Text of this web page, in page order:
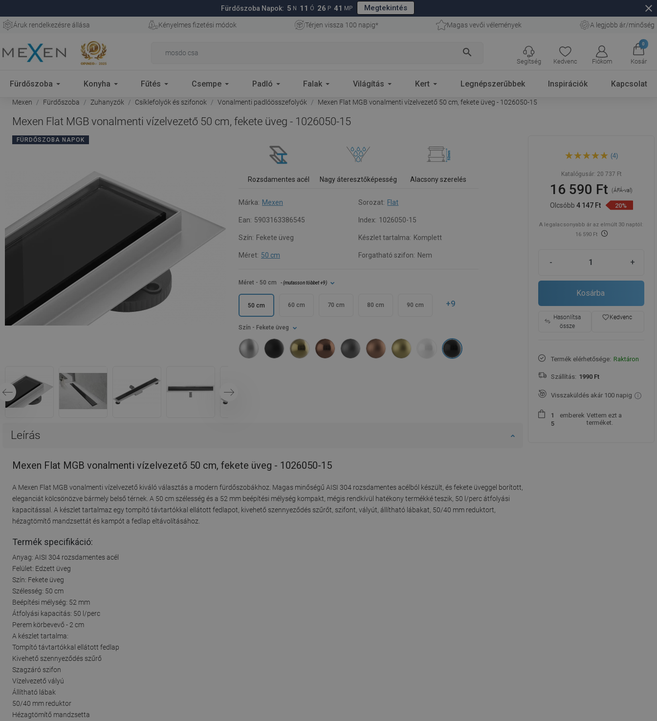
Fürdőszoba Napok: 5 N 11 Ó 26 P 40 MP Megtekintés close
Áruk rendelkezésre állása Kényelmes fizetési módok Térjen vissza 100 napig* Magas vevői vélemények A legjobb ár/minőség
search
Kedvenc Fiókom
0
Kosár
Segítség
Fürdőszoba Konyha Fűtés Csempe Padló Falak Világítás Kert Legnépszerűbbek Inspirációk Kapcsolat
Mexen Fürdőszoba Zuhanyzók Csíklefolyók és szifonok Vonalmenti padlóösszefolyók Mexen Flat MGB vonalmenti vízelvezető 50 cm, fekete üveg - 1026050-15
Mexen Flat MGB vonalmenti vízelvezető 50 cm, fekete üveg - 1026050-15
FÜRDŐSZOBA NAPOK
Rozsdamentes acél Nagy áteresztőképesség Alacsony szerelés
Márka: Mexen Sorozat: Flat
Ean: 5903163386545 Index: 1026050-15
Szín: Fekete üveg Készlet tartalma: Komplett
Méret: 50 cm Forgatható szifon: Nem
Méret - 50 cm - (mutasson többet+9)
50 cm 60 cm 70 cm 80 cm 90 cm +9
Szín - Fekete üveg
Leírás
Mexen Flat MGB vonalmenti vízelvezető 50 cm, fekete üveg - 1026050-15
A Mexen Flat MGB vonalmenti vízelvezető kiváló választás a modern fürdőszobákhoz. Magas minőségű AISI 304 rozsdamentes acélból készült, és fekete üveggel borított,
eleganciát kölcsönözve bármely belső térnek. A 50 cm szélesség és a 52 mm beépítési mélység kompakt, mégis rendkívül hatékony termékké teszik, 50 l/perc átfolyási
kapacitással. A készlet tartalmaz egy tompító távtartókkal ellátott fedlapot, kivehető szennyeződés szűrőt, szifont, vályút, állítható lábakat, 50/40 mm reduktort,
hézagtömítő mandzsettát és kampót a fedlap eltávolításához.
Termék specifikáció:
Anyag: AISI 304 rozsdamentes acél
Felület: Edzett üveg
Szín: Fekete üveg
Szélesség: 50 cm
Beépítési mélység: 52 mm
Átfolyási kapacitás: 50 l/perc
Perem körbevevő - 2 cm
A készlet tartalma:
Tompító távtartókkal ellátott fedlap
Kivehető szennyeződés szűrő
Szagzáró szifon
Vízelvezető vályú
Állítható lábak
50/40 mm reduktor
Hézagtömítő mandzsetta
vízelvezető 50 cm, fekete
(4)
Katalógusár: 20 737 Ft
16 590 Ft(ÁFÁ-val)
Olcsóbb4 147 Ft 20%
A legalacsonyabb ár az elmúlt 30 naptól:
16 590 Ft
- +
Kosárba
Hasonlítsa
össze
favorite_borderKedvenc
Termék elérhetősége: Raktáron
Szállítás: 1990 Ft
Visszaküldés akár 100 napig
1
5
emberek Vettem ezt a
terméket.